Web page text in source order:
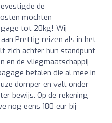
de
mochten
tot 20kg! Wij
Prettig reizen als in het
zich achter hun standpunt
en de vliegmaatschappij
betalen die al mee in
domper en valt onder
bewijs. Op de rekening
nog eens 180 eur bij